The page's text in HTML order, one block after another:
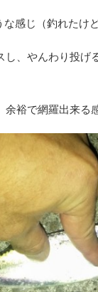
感じ（釣れたけど
、やんわり投げ
裕で網羅出来る